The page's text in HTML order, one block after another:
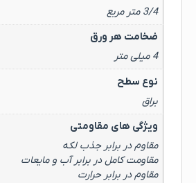
3/4 متر مربع
ضخامت هر ورق
4 میلی متر
نوع سطح
براق
ویژگی های مقاومتی
مقاوم در برابر جذب لکه
مقاومت کامل در برابر آب و مایعات
مقاوم در برابر حرارت